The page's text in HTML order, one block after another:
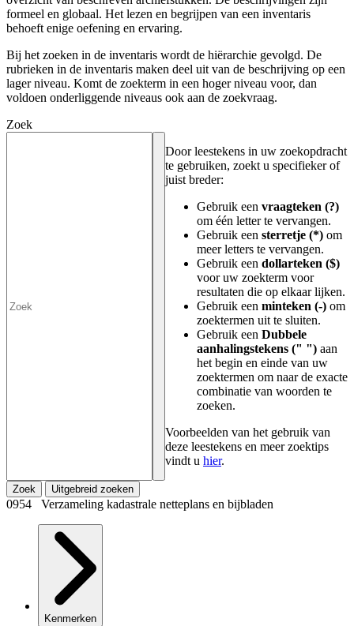
formeel en globaal. Het lezen en begrijpen van een inventaris
behoeft enige oefening en ervaring.
Bij het zoeken in de inventaris wordt de hiërarchie gevolgd. De
rubrieken in de inventaris maken deel uit van de beschrijving op een
lager niveau. Komt de zoekterm in een hoger niveau voor, dan
voldoen onderliggende niveaus ook aan de zoekvraag.
Zoek
Door leestekens in uw zoekopdracht
te gebruiken, zoekt u specifieker of
juist breder:
Gebruik een vraagteken (?)
om één letter te vervangen.
Gebruik een sterretje (*) om
meer letters te vervangen.
Gebruik een dollarteken ($)
voor uw zoekterm voor
resultaten die op elkaar lijken.
Gebruik een minteken (-) om
zoektermen uit te sluiten.
Gebruik een Dubbele
aanhalingstekens (" ") aan
het begin en einde van uw
zoektermen om naar de exacte
combinatie van woorden te
zoeken.
Voorbeelden van het gebruik van
deze leestekens en meer zoektips
vindt u hier.
Zoek Uitgebreid zoeken
0954 Verzameling kadastrale netteplans en bijbladen
Kenmerken